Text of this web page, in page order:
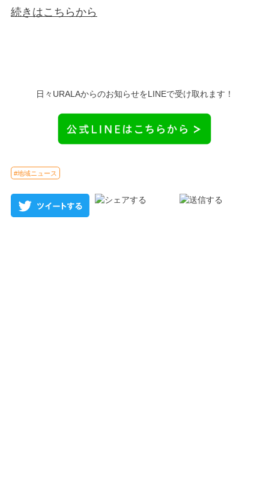
続きはこちらから
日々URALAからのお知らせをLINEで受け取れます！
#地域ニュース